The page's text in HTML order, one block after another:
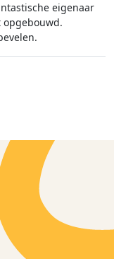
eigenaar